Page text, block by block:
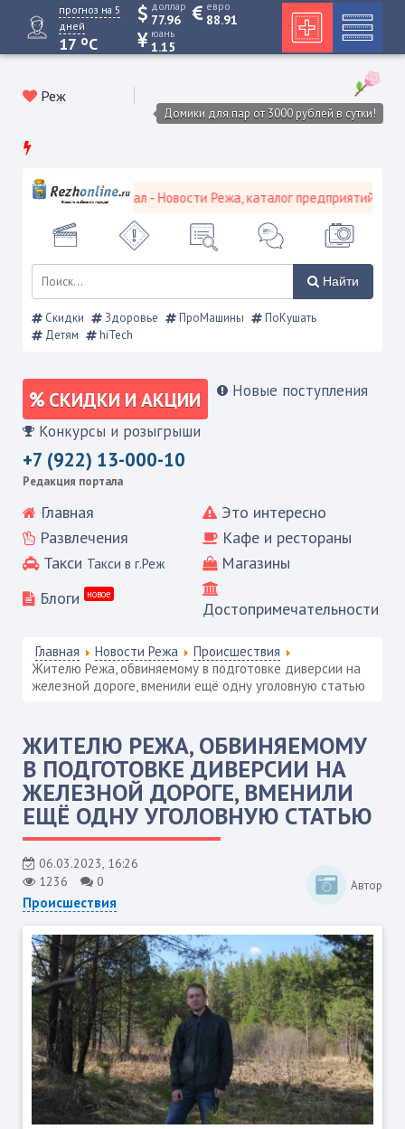
прогноз на 5
дней
17 oC
доллар
77.96
евро
88.91
юань
1.15
Реж
Домики для пар от 3000 рублей в сутки!
городской портал - Новости Режа, каталог предприятий,
Найти
Скидки Здоровье ПроМашины
ПоКушать
Детям
hiTech
СКИДКИ И АКЦИИ Новые поступления
Конкурсы и розыгрыши
+7 (922) 13-000-10
Редакция портала
Главная
Это интересно
Развлечения
Кафе и рестораны
Такси Такси в г.Реж
Магазины
Блоги
новое
Достопримечательности
Главная Новости Режа
Происшествия
Жителю Режа, обвиняемому в подготовке диверсии на
железной дороге, вменили ещё одну уголовную статью
ЖИТЕЛЮ РЕЖА, ОБВИНЯЕМОМУ
В ПОДГОТОВКЕ ДИВЕРСИИ НА
ЖЕЛЕЗНОЙ ДОРОГЕ, ВМЕНИЛИ
ЕЩЁ ОДНУ УГОЛОВНУЮ СТАТЬЮ
06.03.2023, 16:26
1236
0
Происшествия
Автор